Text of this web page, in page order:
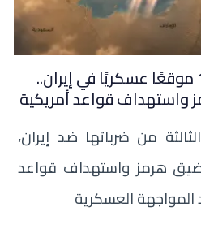
واشنطن تستهدف 140 موقعًا عسكريًا في إيران..
واستهداف قواعد أمريكية
من ضرباتها ضد إيران،
هرمز واستهداف قواعد
العسكرية